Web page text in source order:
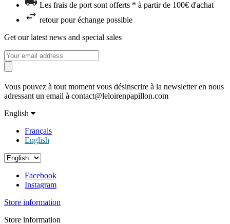
Les frais de port sont offerts * à partir de 100€ d'achat
retour pour échange possible
Get our latest news and special sales
Vous pouvez à tout moment vous désinscrire à la newsletter en nous
adressant un email à contact@leloirenpapillon.com
English
Français
English
Facebook
Instagram
Store information
Store information